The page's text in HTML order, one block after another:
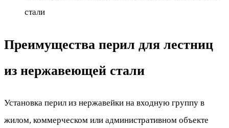
стали
Преимущества перил для лестниц
из нержавеющей стали
Установка перил из нержавейки на входную группу в
жилом, коммерческом или административном объекте